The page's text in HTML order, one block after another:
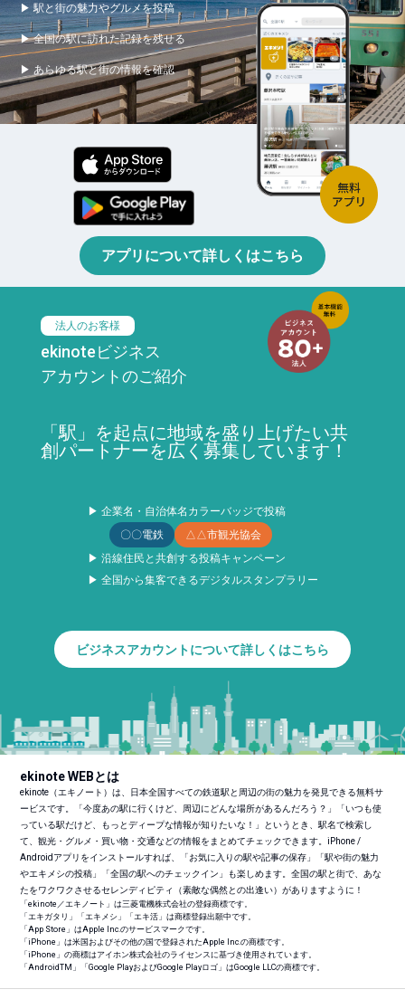
▶ 駅と街の魅力やグルメを投稿
▶ 全国の駅に訪れた記録を残せる
▶ あらゆる駅と街の情報を確認
アプリについて詳しくはこちら
法人のお客様
ekinoteビジネス
アカウントのご紹介
「駅」を起点に地域を盛り上げたい共
創パートナーを広く募集しています！
▶ 企業名・自治体名カラーバッジで投稿
〇〇電鉄
△△市観光協会
▶ 沿線住民と共創する投稿キャンペーン
▶ 全国から集客できるデジタルスタンプラリー
ビジネスアカウントについて詳しくはこちら
ekinote WEBとは
ekinote（エキノート）は、日本全国すべての鉄道駅と周辺の街の魅力を発見できる無料サ
ービスです。「今度あの駅に行くけど、周辺にどんな場所があるんだろう？」「いつも使
っている駅だけど、もっとディープな情報が知りたいな！」というとき、駅名で検索し
て、観光・グルメ・買い物・交通などの情報をまとめてチェックできます。iPhone /
Androidアプリをインストールすれば、「お気に入りの駅や記事の保存」「駅や街の魅力
やエキメシの投稿」「全国の駅へのチェックイン」も楽しめます。全国の駅と街で、あな
たをワクワクさせるセレンディピティ（素敵な偶然との出逢い）がありますように！
「ekinote／エキノート」は三菱電機株式会社の登録商標です。
「エキガタリ」「エキメシ」「エキ活」は商標登録出願中です。
「App Store」はApple Inc.のサービスマークです。
「iPhone」は米国およびその他の国で登録されたApple Inc.の商標です。
「iPhone」の商標はアイホン株式会社のライセンスに基づき使用されています。
「AndroidTM 」「Google PlayおよびGoogle Playロゴ」はGoogle LLCの商標です。